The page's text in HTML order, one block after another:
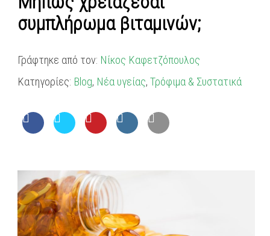
συμπλήρωμα βιταμινών;
Γράφτηκε από τον: Νίκος Καφετζόπουλος
Κατηγορίες: Blog, Νέα υγείας,Τρόφιμα & Συστατικά